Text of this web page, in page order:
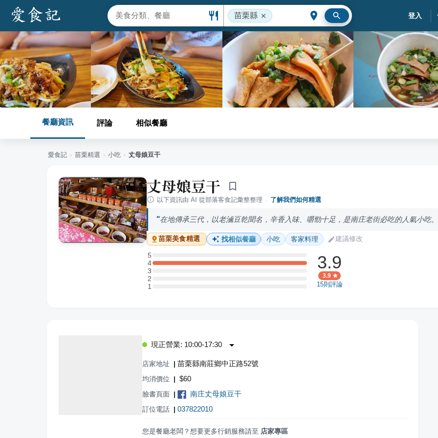
苗栗縣 登入
餐廳資訊 評論 相似餐廳
愛食記 › 苗栗精選 › 小吃 › 丈母娘豆干
丈母娘豆干
以下資訊由 AI 從部落客食記彙整整理 · 了解我們如何精選
在地傳承三代，以老滷豆乾聞名，辛香入味、嚼勁十足，是南庄老街必吃的人氣小吃。
苗栗美食精選 找相似餐廳 小吃 客家料理 建議修改
5
5 星：0 則評論
4
4 星：6 則評論
3
3 星：0 則評論
2
2 星：0 則評論
11 星：0 則評論
3.9
3.9
15則評論
現正營業: 10:00-17:30
店家地址 | 苗栗縣南莊鄉中正路52號
均消價位 | $60
臉書頁面 | 南庄丈母娘豆干
訂位電話 | 037822010
您是餐廳老闆？想要更多行銷服務請至 店家專區